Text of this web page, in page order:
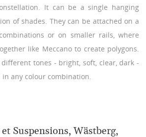
It can be a single hanging
of shades. They can be attached on a
or on smaller rails, where
like Meccano to create polygons.
tones - bright, soft, clear, dark -
any colour combination.
Suspensions, Wästberg,